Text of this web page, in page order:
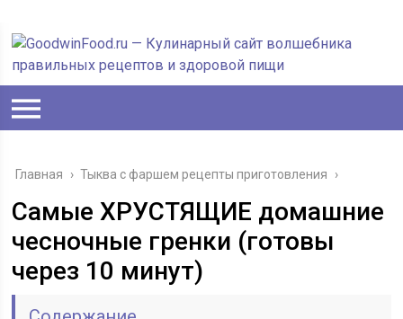
Главная › Тыква с фаршем рецепты приготовления ›
Самые ХРУСТЯЩИЕ домашние
чесночные гренки (готовы
через 10 минут)